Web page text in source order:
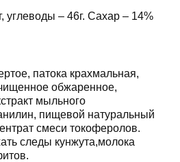
углеводы – 46г. Сахар – 14%
патока крахмальная,
обжаренное,
мыльного
пищевой натуральный
смеси токоферолов.
следы кунжута,молока